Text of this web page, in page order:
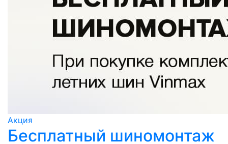
Акция
Бесплатный шиномонтаж